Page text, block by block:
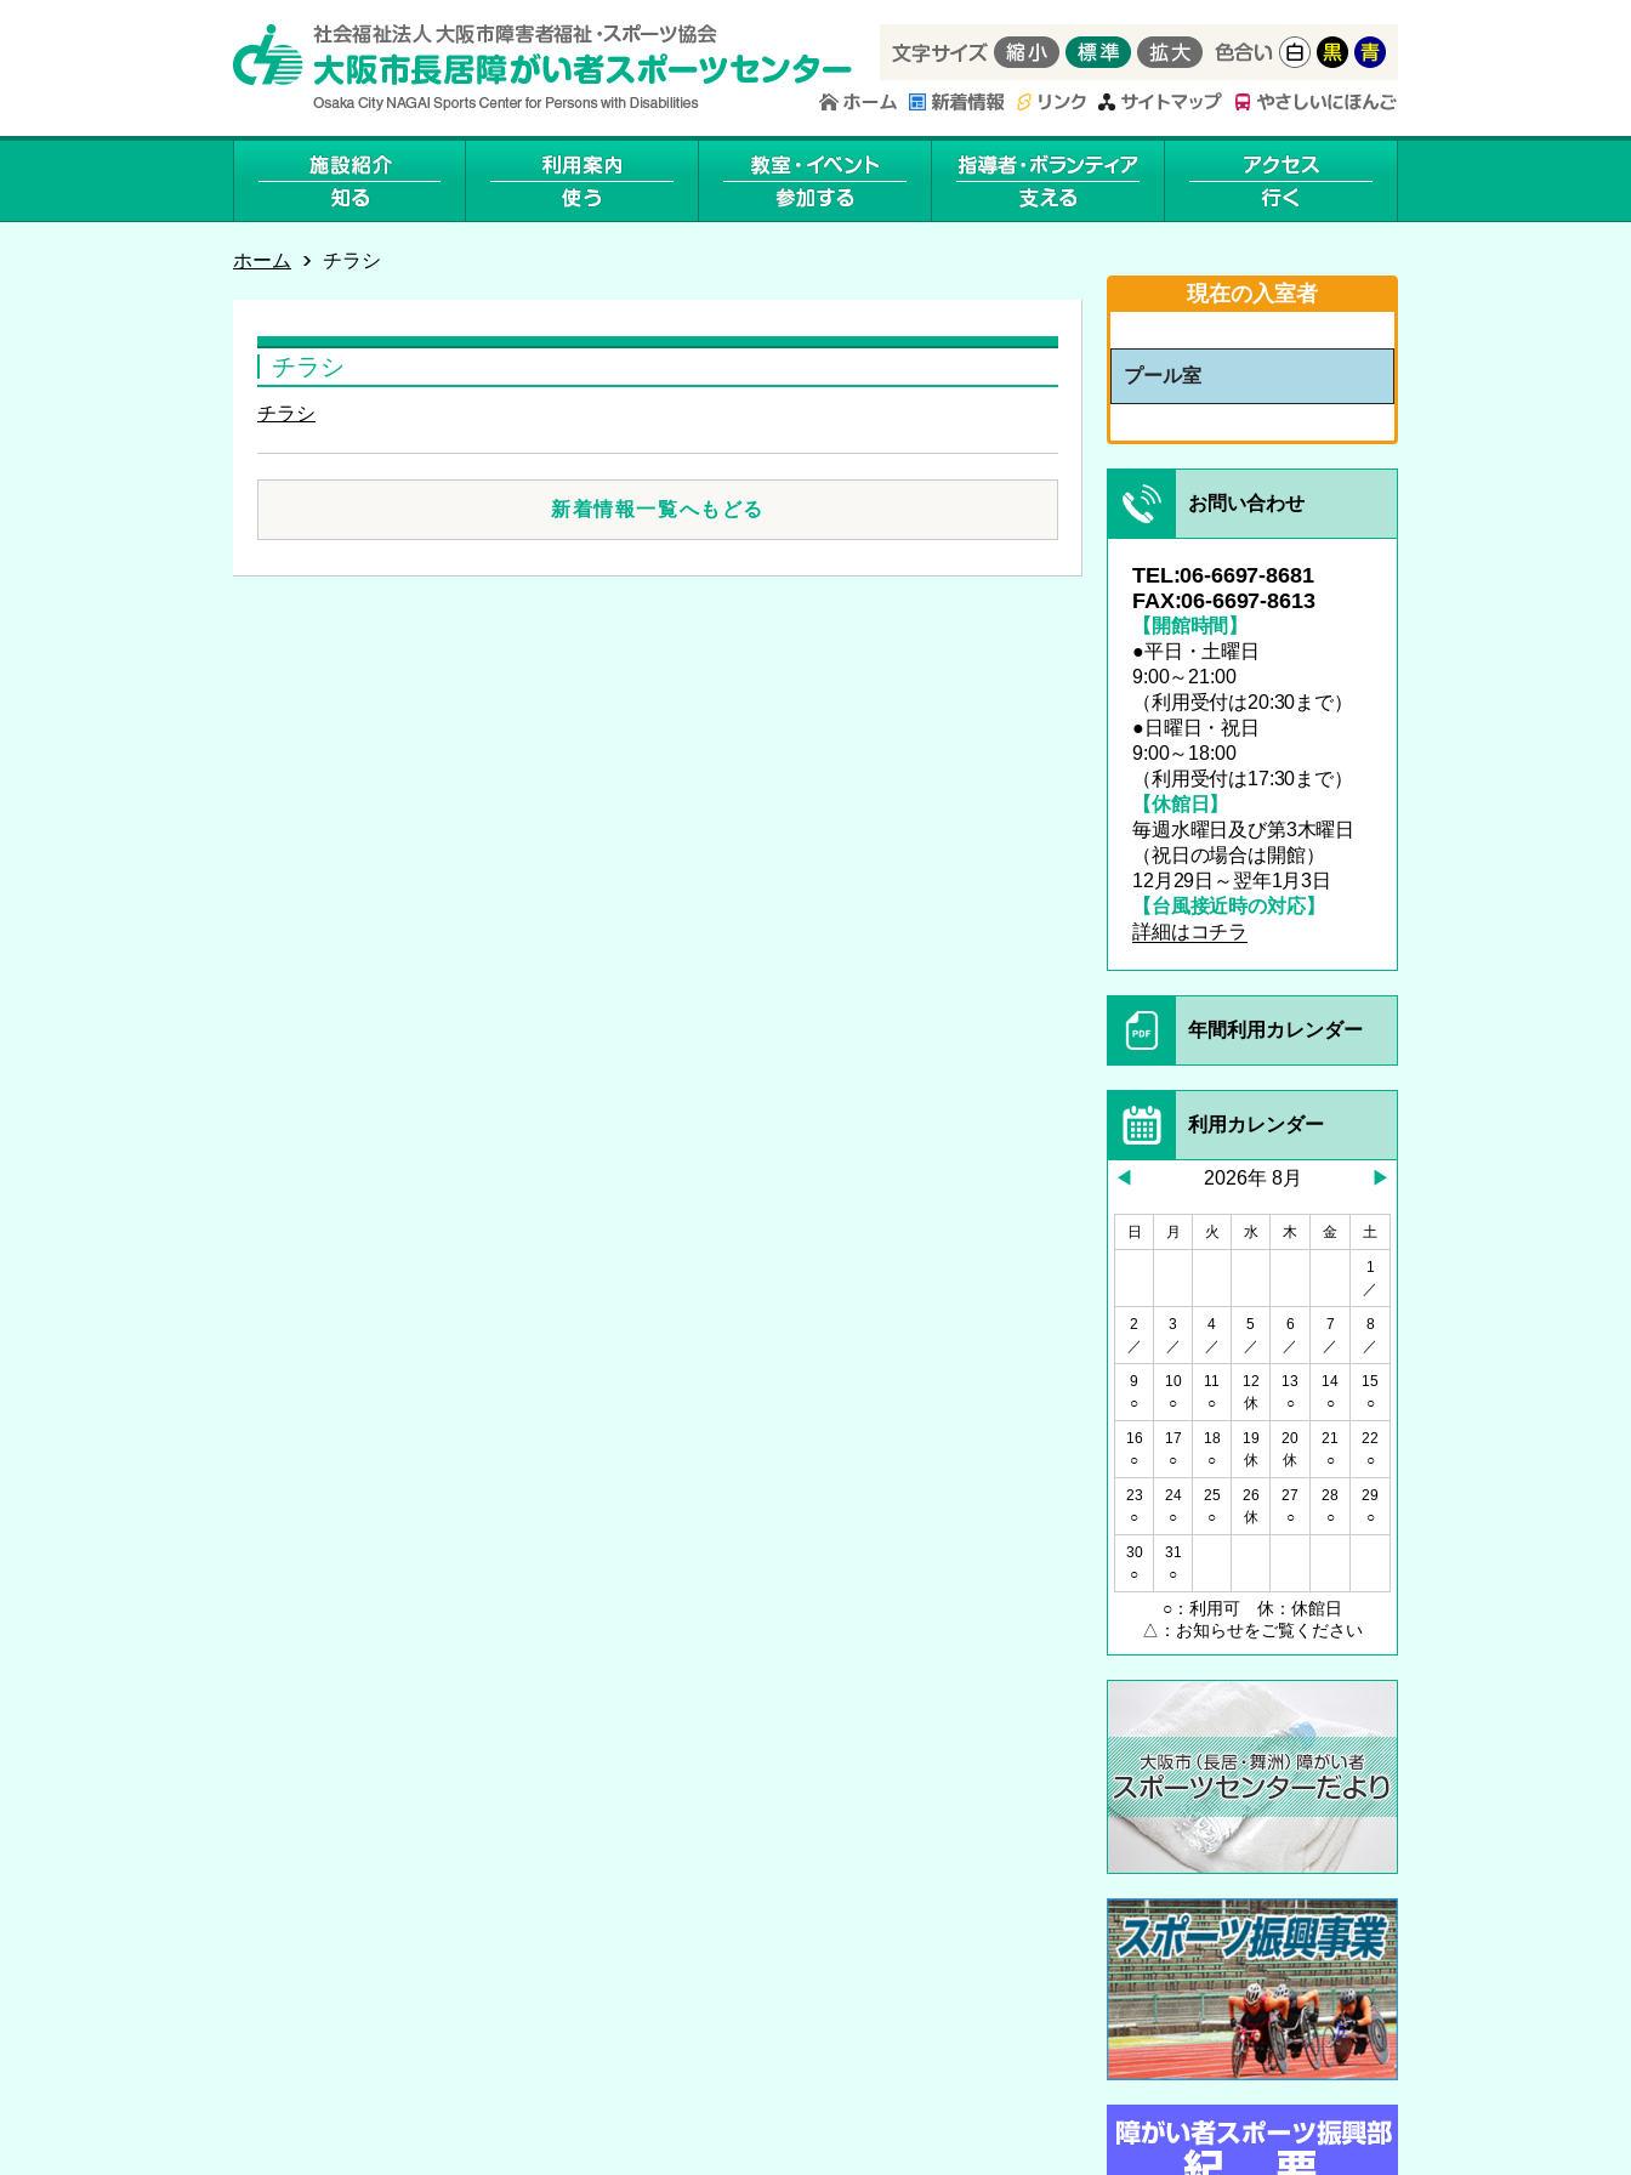
ホーム チラシ
チラシ
チラシ
新着情報一覧へもどる
現在の入室者
プール室
お問い合わせ
TEL:06-6697-8681
FAX:06-6697-8613
【開館時間】
●平日・土曜日
9:00～21:00
（利用受付は20:30まで）
●日曜日・祝日
9:00～18:00
（利用受付は17:30まで）
【休館日】
毎週水曜日及び第3木曜日
（祝日の場合は開館）
12月29日～翌年1月3日
【台風接近時の対応】
詳細はコチラ
年間利用カレンダー
利用カレンダー
2026年 8月
日 月 火 水 木 金 土
1
／
2
／
3
／
4
／
5
／
6
／
7
／
8
／
9
○
10
○
11
○
12
休
13
○
14
○
15
○
16
○
17
○
18
○
19
休
20
休
21
○
22
○
23
○
24
○
25
○
26
休
27
○
28
○
29
○
30
○
31
○
○：利用可 休：休館日
△：お知らせをご覧ください